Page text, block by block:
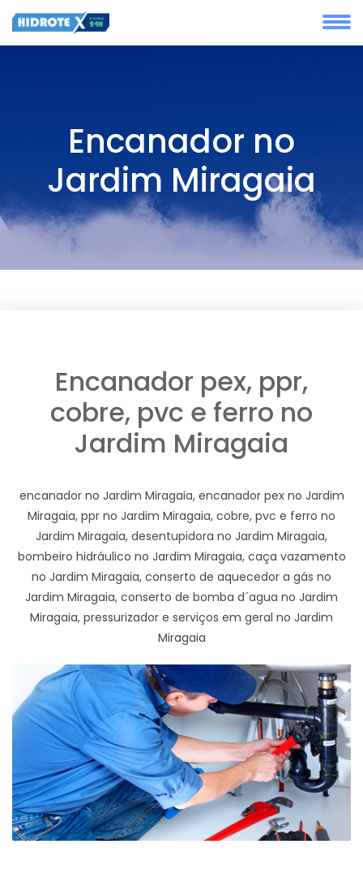
Encanador no
Jardim Miragaia
Encanador pex, ppr,
cobre, pvc e ferro no
Jardim Miragaia
encanador no Jardim Miragaia, encanador pex no Jardim
Miragaia, ppr no Jardim Miragaia, cobre, pvc e ferro no
Jardim Miragaia, desentupidora no Jardim Miragaia,
bombeiro hidráulico no Jardim Miragaia, caça vazamento
no Jardim Miragaia, conserto de aquecedor a gás no
Jardim Miragaia, conserto de bomba d´agua no Jardim
Miragaia, pressurizador e serviços em geral no Jardim
Miragaia